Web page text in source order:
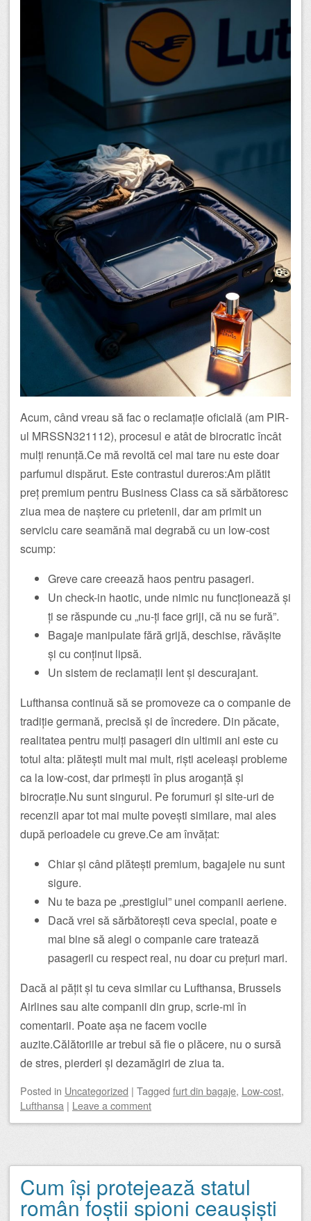
Acum, când vreau să fac o reclamație oficială (am PIR-
ul MRSSN321112), procesul e atât de birocratic încât
mulți renunță.Ce mă revoltă cel mai tare nu este doar
parfumul dispărut. Este contrastul dureros:Am plătit
preț premium pentru Business Class ca să sărbătoresc
ziua mea de naștere cu prietenii, dar am primit un
serviciu care seamănă mai degrabă cu un low-cost
scump:
Greve care creează haos pentru pasageri.
Un check-in haotic, unde nimic nu funcționează și
ți se răspunde cu „nu-ți face griji, că nu se fură”.
Bagaje manipulate fără grijă, deschise, răvășite
și cu conținut lipsă.
Un sistem de reclamații lent și descurajant.
Lufthansa continuă să se promoveze ca o companie de
tradiție germană, precisă și de încredere. Din păcate,
realitatea pentru mulți pasageri din ultimii ani este cu
totul alta: plătești mult mai mult, riști aceleași probleme
ca la low-cost, dar primești în plus aroganță și
birocrație.Nu sunt singurul. Pe forumuri și site-uri de
recenzii apar tot mai multe povești similare, mai ales
după perioadele cu greve.Ce am învățat:
Chiar și când plătești premium, bagajele nu sunt
sigure.
Nu te baza pe „prestigiul” unei companii aeriene.
Dacă vrei să sărbătorești ceva special, poate e
mai bine să alegi o companie care tratează
pasagerii cu respect real, nu doar cu prețuri mari.
Dacă ai pățit și tu ceva similar cu Lufthansa, Brussels
Airlines sau alte companii din grup, scrie-mi în
comentarii. Poate așa ne facem vocile
auzite.Călătoriile ar trebui să fie o plăcere, nu o sursă
de stres, pierderi și dezamăgiri de ziua ta.
Posted in Uncategorized | Tagged furt din bagaje, Low-cost,
Lufthansa | Leave a comment
Cum își protejează statul
român foștii spioni ceaușiști